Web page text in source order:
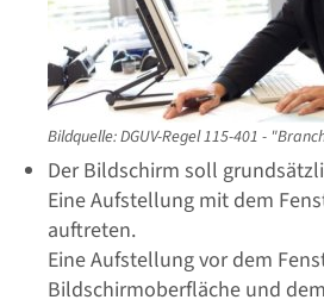
Bildquelle: DGUV-Regel 115-401 -
Der Bildschirm soll
Eine Aufstellung mit dem
auftreten.
Eine Aufstellung vor dem
Bildschirmoberfläche und